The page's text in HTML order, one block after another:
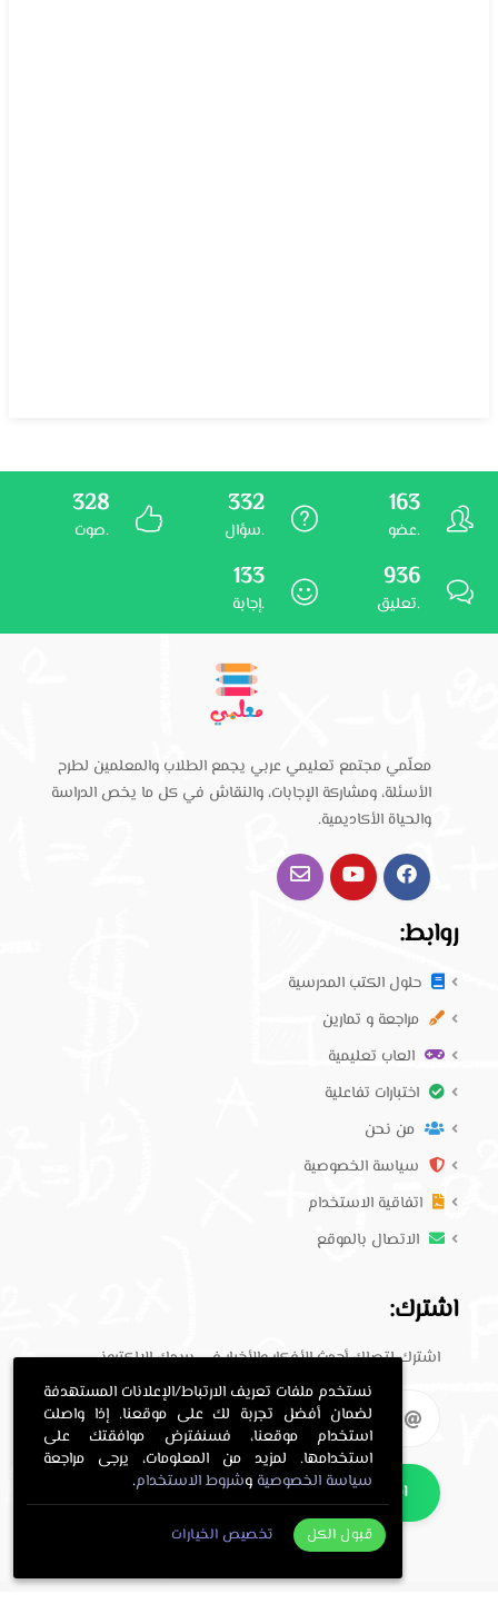
163
عضو.
332
سؤال.
328
صوت.
936
تعليق.
133
إجابة.
معلّمي مجتمع تعليمي عربي يجمع الطلاب والمعلمين لطرح
الأسئلة، ومشاركة الإجابات، والنقاش في كل ما يخص الدراسة
والحياة الأكاديمية.
روابط:
حلول الكتب المدرسية
مراجعة و تمارين
العاب تعليمية
اختبارات تفاعلية
من نحن
سياسة الخصوصية
اتفاقية الاستخدام
الاتصال بالموقع
اشترك:
اشترك لتصلك أحدث الأفكار والأخبار في بريدك الإلكتروني.
اشترك
نستخدم ملفات تعريف الارتباط/الإعلانات المستهدفة
لضمان أفضل تجربة لك على موقعنا. إذا واصلت
استخدام موقعنا، فسنفترض موافقتك على
استخدامها. لمزيد من المعلومات، يرجى مراجعة
سياسة الخصوصية وشروط الاستخدام.
قبول الكل تخصيص الخيارات